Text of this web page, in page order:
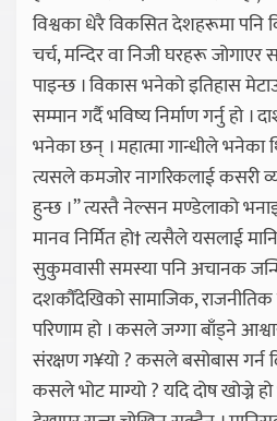
विश्वका धेरै विकसित देशहरूमा पनि
चर्च, मन्दिर वा निजी घरहरू
पाइन्छ । विकास भनेको इतिहास
सम्मान गर्दै भविष्य निर्माण गर्नु हो ।
भनेका छन् । महात्मा गान्धीले भनेका
त्यसले कमजोर नागरिकलाई कसरी
हुन्छ ।” त्यस्तै नेल्सन मण्डेलाको
मानव निर्मित हो† त्यसैले यसलाई
सुकुमवासी समस्या पनि अचानक
दशकौँदेखिको सामाजिक,
परिणाम हो । कसले जग्गा बाँड्ने
संरक्षण ग¥यो ? कसले बसोबास गर्न
कसले भोट माग्यो ? यदि दोष